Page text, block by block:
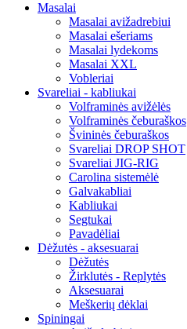
Masalai
Masalai avižadrebiui
Masalai ešeriams
Masalai lydekoms
Masalai XXL
Vobleriai
Svareliai - kabliukai
Volframinės avižėlės
Volframinės čeburaškos
Švininės čeburaškos
Svareliai DROP SHOT
Svareliai JIG-RIG
Carolina sistemėlė
Galvakabliai
Kabliukai
Segtukai
Pavadėliai
Dėžutės - aksesuarai
Dėžutės
Žirklutės - Replytės
Aksesuarai
Meškerių dėklai
Spiningai